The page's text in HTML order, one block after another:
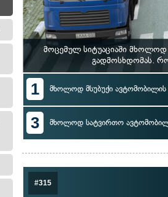
მოცემულ სიტუაციაში მხოლოდ
გადმოსხდომას.
1 მხოლოდ მსუბუქი
3 მხოლოდ სატვირთო
#315